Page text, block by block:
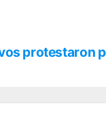
protestaron